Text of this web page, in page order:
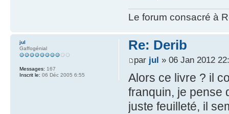
Le forum consacré à
Re: Derib
par jul » 06 Jan 2012
Alors ce livre ? il
franquin, je pense
juste feuilleté, il
jul
Gaffogénial
Messages: 167
Inscrit le: 06 Déc 2005 6:55